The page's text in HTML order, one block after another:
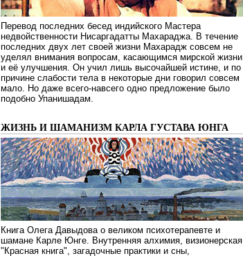
Перевод последних бесед индийского Мастера
недвойственности Нисаргадатты Махараджа. В течение
последних двух лет своей жизни Махарадж совсем не
уделял внимания вопросам, касающимся мирской жизни
и её улучшения. Он учил лишь высочайшей истине, и по
причине слабости тела в некоторые дни говорил совсем
мало. Но даже всего-навсего одно предложение было
подобно Упанишадам.
ЖИЗНЬ И ШАМАНИЗМ КАРЛА ГУСТАВА ЮНГА
Книга Олега Давыдова о великом психотерапевте и
шамане Карле Юнге. Внутренняя алхимия, визионерская
"Красная книга", загадочные практики и сны,